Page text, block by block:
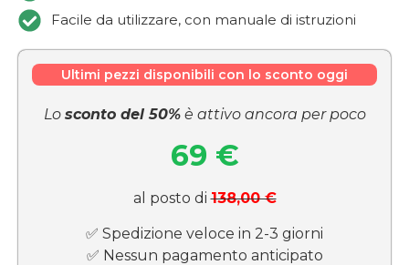
Facile da utilizzare, con manuale di istruzioni
Ultimi pezzi disponibili con lo sconto oggi
Lo sconto del 50%è attivo ancora per poco
69 €
al posto di138,00 €
✅ Spedizione veloce in 2-3 giorni
✅ Nessun pagamento anticipato